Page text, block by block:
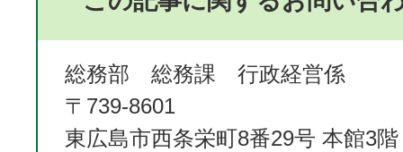
総務部 総務課 行政経営係
〒739-8601
東広島市西条栄町8番29号 本館3階